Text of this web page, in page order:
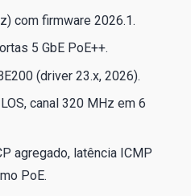
com firmware 2026.1.
5 GbE PoE++.
(driver 23.x, 2026).
canal 320 MHz em 6
agregado, latência ICMP
PoE.